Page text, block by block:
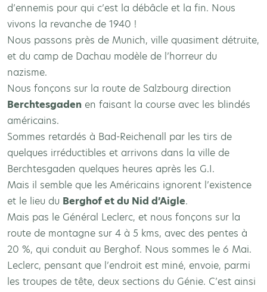
d’ennemis pour qui c’est la débâcle et la fin. Nous
vivons la revanche de 1940 !
Nous passons près de Munich, ville quasiment détruite,
et du camp de Dachau modèle de l’horreur du
nazisme.
Nous fonçons sur la route de Salzbourg direction
Berchtesgaden en faisant la course avec les blindés
américains.
Sommes retardés à Bad-Reichenall par les tirs de
quelques irréductibles et arrivons dans la ville de
Berchtesgaden quelques heures après les G.I.
Mais il semble que les Américains ignorent l’existence
et le lieu du Berghof et du Nid d’Aigle.
Mais pas le Général Leclerc, et nous fonçons sur la
route de montagne sur 4 à 5 kms, avec des pentes à
20 %, qui conduit au Berghof. Nous sommes le 6 Mai.
Leclerc, pensant que l’endroit est miné, envoie, parmi
les troupes de tête, deux sections du Génie. C’est ainsi